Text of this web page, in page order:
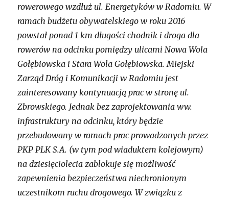
rowerowego wzdłuż ul. Energetyków w Radomiu. W
ramach budżetu obywatelskiego w roku 2016
powstał ponad 1 km długości chodnik i droga dla
rowerów na odcinku pomiędzy ulicami Nowa Wola
Gołębiowska i Stara Wola Gołębiowska. Miejski
Zarząd Dróg i Komunikacji w Radomiu jest
zainteresowany kontynuacją prac w stronę ul.
Zbrowskiego. Jednak bez zaprojektowania ww.
infrastruktury na odcinku, który będzie
przebudowany w ramach prac prowadzonych przez
PKP PLK S.A. (w tym pod wiaduktem kolejowym)
na dziesięciolecia zablokuje się możliwość
zapewnienia bezpieczeństwa niechronionym
uczestnikom ruchu drogowego. W związku z